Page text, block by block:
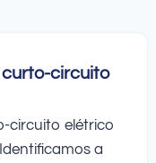
circuito
circuito elétrico
a